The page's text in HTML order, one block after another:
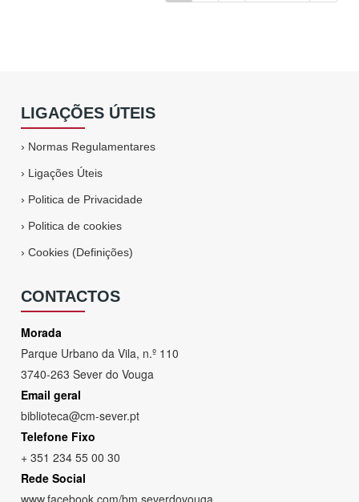
LIGAÇÕES ÚTEIS
› Normas Regulamentares
› Ligações Úteis
› Politica de Privacidade
› Politica de cookies
›Cookies (Definições)
CONTACTOS
Morada
Parque Urbano da Vila, n.º 110
3740-263 Sever do Vouga
Email geral
biblioteca@cm-sever.pt
Telefone Fixo
+ 351 234 55 00 30
Rede Social
www.facebook .com/bm .severdovouga